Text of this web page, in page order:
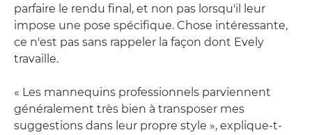
parfaire le rendu final, et non pas lorsqu'il leur
impose une pose spécifique. Chose intéressante,
ce n'est pas sans rappeler la façon dont Evely
travaille.
« Les mannequins professionnels parviennent
généralement très bien à transposer mes
suggestions dans leur propre style », explique-t-